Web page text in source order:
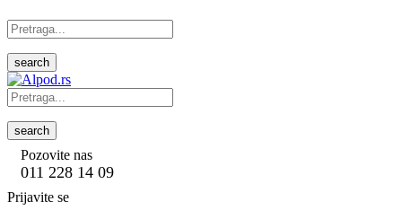
search
search
Pozovite nas
011 228 14 09
Prijavite se